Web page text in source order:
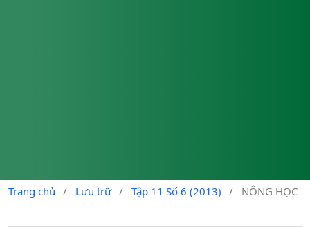
Trang chủ / Lưu trữ / Tập 11 Số 6 (2013) / NÔNG HỌC